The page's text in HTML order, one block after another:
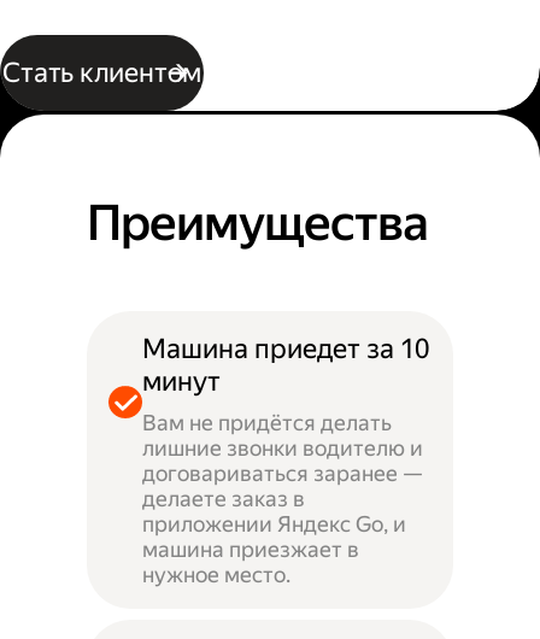
Стать клиентом
Преимущества
Машина приедет за 10
минут
Вам не придётся делать
лишние звонки водителю и
договариваться заранее —
делаете заказ в
приложении Яндекс Go, и
машина приезжает в
нужное место.